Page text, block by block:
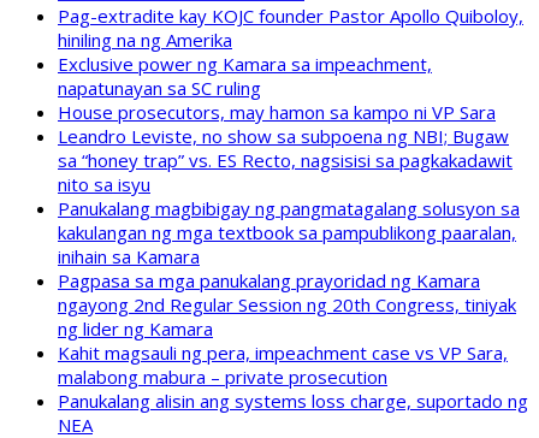
Pag-extradite kay KOJC founder Pastor Apollo Quiboloy,
hiniling na ng Amerika
Exclusive power ng Kamara sa impeachment,
napatunayan sa SC ruling
House prosecutors, may hamon sa kampo ni VP Sara
Leandro Leviste, no show sa subpoena ng NBI; Bugaw
sa “honey trap” vs. ES Recto, nagsisisi sa pagkakadawit
nito sa isyu
Panukalang magbibigay ng pangmatagalang solusyon sa
kakulangan ng mga textbook sa pampublikong paaralan,
inihain sa Kamara
Pagpasa sa mga panukalang prayoridad ng Kamara
ngayong 2nd Regular Session ng 20th Congress, tiniyak
ng lider ng Kamara
Kahit magsauli ng pera, impeachment case vs VP Sara,
malabong mabura – private prosecution
Panukalang alisin ang systems loss charge, suportado ng
NEA